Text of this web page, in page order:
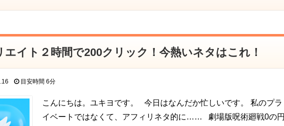
イト２時間で200クリック！今熱いネタはこれ！
目安時間 6分
こんにちは。ユキヨです。 今日はなんだか忙しいです。 私のプラ
イベートではなくて、アフィリネタ的に…… 劇場版呪術廻戦0の円